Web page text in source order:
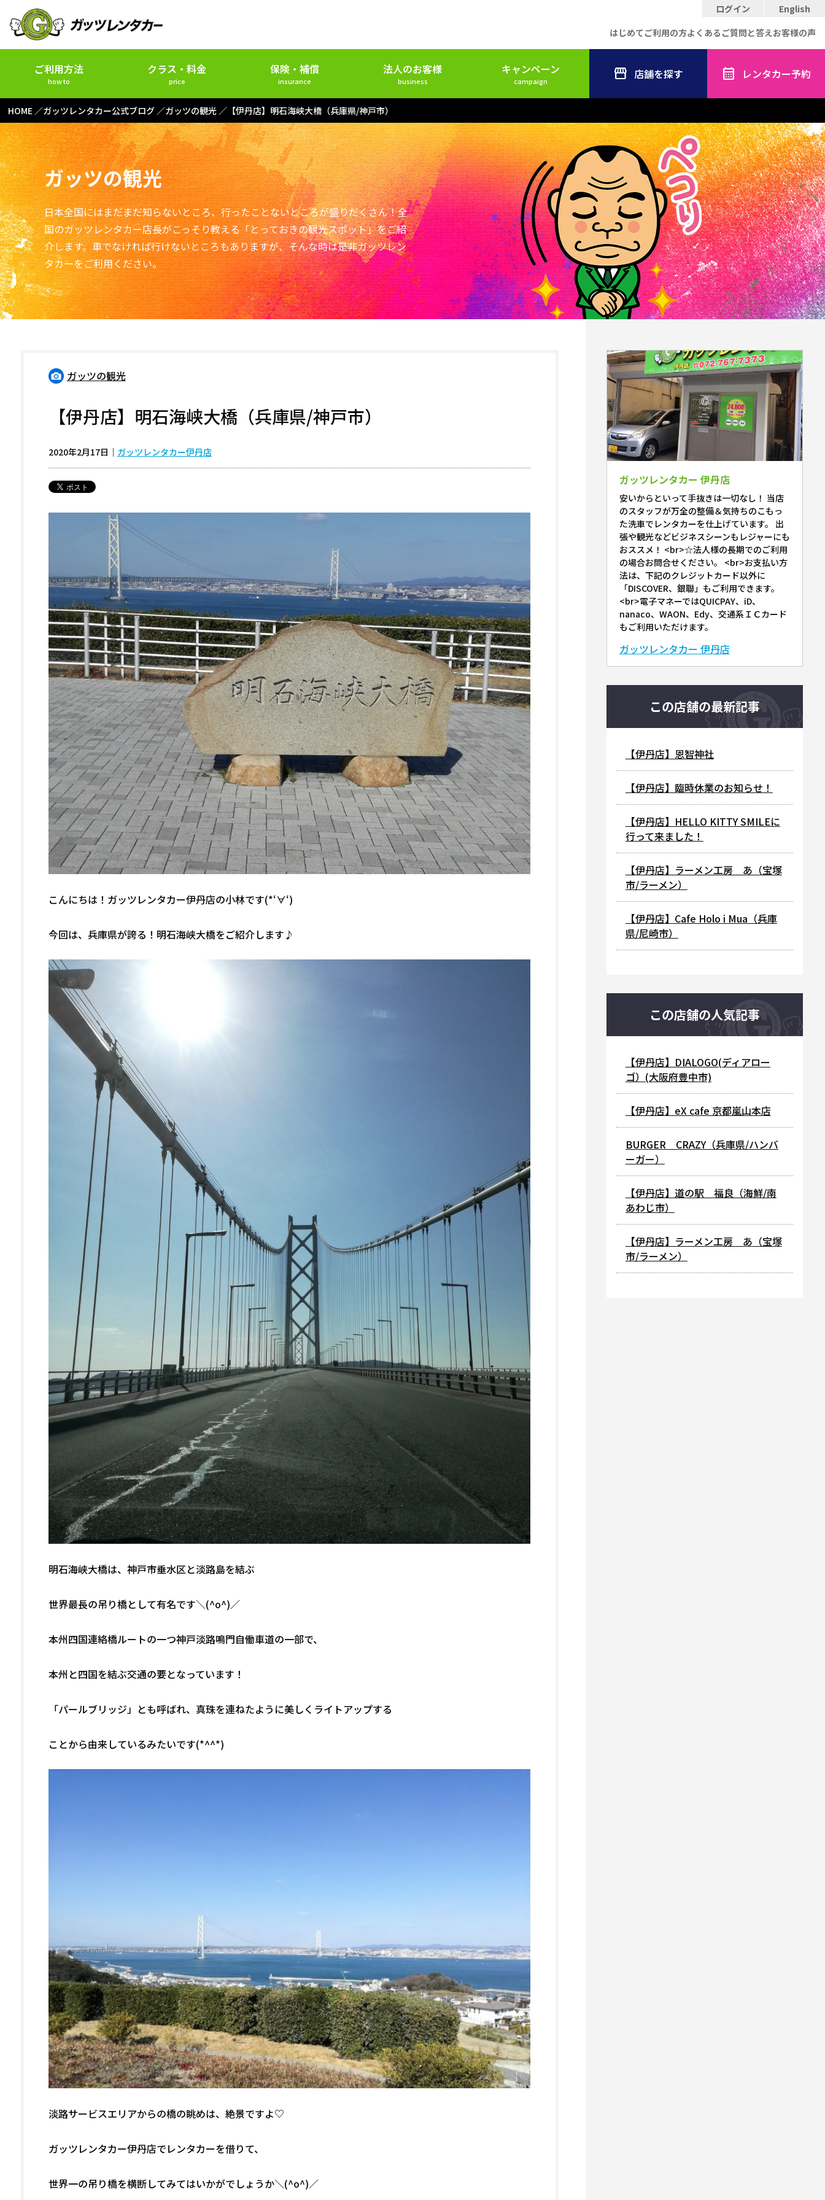
ログイン
English
はじめてご利用の方よくあるご質問と答えお客様の声
ご利用方法
how to
クラス・料金
price
保険・補償
insurance
法人のお客様
business
キャンペーン
campaign 店舗を探す レンタカー予約
HOME ガッツレンタカー公式ブログ ガッツの観光 【伊丹店】明石海峡大橋（兵庫県/神戸市）
ガッツの観光
日本全国にはまだまだ知らないところ、行ったことないところが盛りだくさん！全
国のガッツレンタカー店長がこっそり教える「とっておきの観光スポット」をご紹
介します。車でなければ行けないところもありますが、そんな時は是非ガッツレン
タカーをご利用ください。
ガッツの観光
【伊丹店】明石海峡大橋（兵庫県/神戸市）
2020年2月17日 ｜ ガッツレンタカー伊丹店
こんにちは！ガッツレンタカー伊丹店の小林です(*‘∀‘)
今回は、兵庫県が誇る！明石海峡大橋をご紹介します♪
明石海峡大橋は、神戸市垂水区と淡路島を結ぶ
世界最長の吊り橋として有名です＼(^o^)／
本州四国連絡橋ルートの一つ神戸淡路鳴門自働車道の一部で、
本州と四国を結ぶ交通の要となっています！
「パールブリッジ」とも呼ばれ、真珠を連ねたように美しくライトアップする
ことから由来しているみたいです(*^^*)
淡路サービスエリアからの橋の眺めは、絶景ですよ♡
ガッツレンタカー伊丹店でレンタカーを借りて、
世界一の吊り橋を横断してみてはいかがでしょうか＼(^o^)／
ガッツレンタカー 伊丹店
安いからといって手抜きは一切なし！ 当店
のスタッフが万全の整備＆気持ちのこもっ
た洗車でレンタカーを仕上げています。 出
張や観光などビジネスシーンもレジャーにも
おススメ！ <br>☆法人様の長期でのご利用
の場合お問合せください。 <br>お支払い方
法は、下記のクレジットカード以外に
「DISCOVER、銀聯」もご利用できます。
<br>電子マネーではQUICPAY、iD、
nanaco、WAON、Edy、交通系ＩＣカード
もご利用いただけます。
ガッツレンタカー 伊丹店
この店舗の最新記事
【伊丹店】恩智神社
【伊丹店】臨時休業のお知らせ！
【伊丹店】HELLO KITTY SMILEに
行って来ました！
【伊丹店】ラーメン工房 あ（宝塚
市/ラーメン）
【伊丹店】Cafe Holo i Mua（兵庫
県/尼崎市）
この店舗の人気記事
【伊丹店】DIALOGO(ディアロー
ゴ）(大阪府豊中市)
【伊丹店】eX cafe 京都嵐山本店
BURGER CRAZY（兵庫県/ハンバ
ーガー）
【伊丹店】道の駅 福良（海鮮/南
あわじ市）
【伊丹店】ラーメン工房 あ（宝塚
市/ラーメン）